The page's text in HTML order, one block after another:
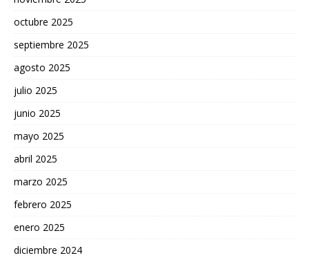
octubre 2025
septiembre 2025
agosto 2025
julio 2025
junio 2025
mayo 2025
abril 2025
marzo 2025
febrero 2025
enero 2025
diciembre 2024